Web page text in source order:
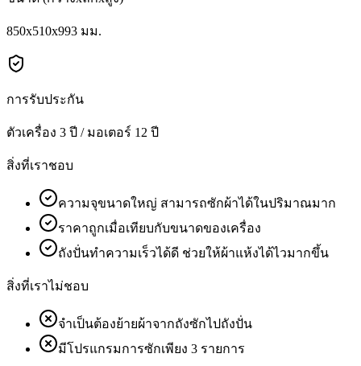
850x510x993 มม.
การรับประกัน
ตัวเครื่อง 3 ปี / มอเตอร์ 12 ปี
สิ่งที่เราชอบ
ความจุขนาดใหญ่ สามารถซักผ้าได้ในปริมาณมาก
ราคาถูกเมื่อเทียบกับขนาดของเครื่อง
ถังปั่นทำความเร็วได้ดี ช่วยให้ผ้าแห้งได้ไวมากขึ้น
สิ่งที่เราไม่ชอบ
จำเป็นต้องย้ายผ้าจากถังซักไปถังปั่น
มีโปรแกรมการซักเพียง 3 รายการ